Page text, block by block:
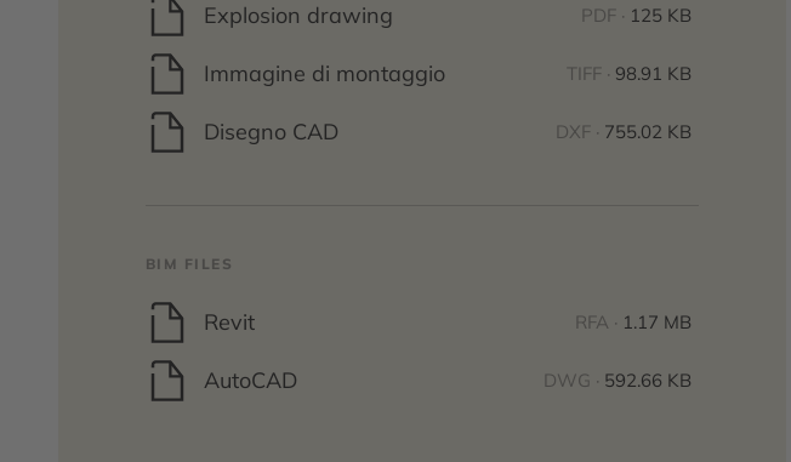
Explosion drawing PDF · 125 KB
Immagine di montaggio TIFF · 98.91 KB
Disegno CAD DXF · 755.02 KB
BIM FILES
Revit RFA · 1.17 MB
AutoCAD DWG · 592.66 KB